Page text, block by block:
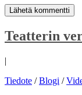
Teatterin
|
Tiedote /Blogi /